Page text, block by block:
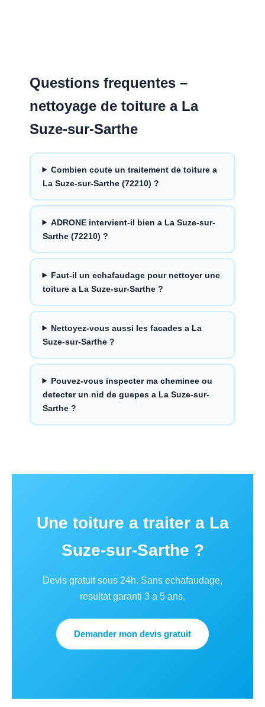
Questions frequentes –
nettoyage de toiture a La
Suze-sur-Sarthe
Combien coute un traitement de toiture a
La Suze-sur-Sarthe (72210) ?
ADRONE intervient-il bien a La Suze-sur-
Sarthe (72210) ?
Faut-il un echafaudage pour nettoyer une
toiture a La Suze-sur-Sarthe ?
Nettoyez-vous aussi les facades a La
Suze-sur-Sarthe ?
Pouvez-vous inspecter ma cheminee ou
detecter un nid de guepes a La Suze-sur-
Sarthe ?
Une toiture a traiter a La
Suze-sur-Sarthe ?
Devis gratuit sous 24h. Sans echafaudage,
resultat garanti 3 a 5 ans.
Demander mon devis gratuit